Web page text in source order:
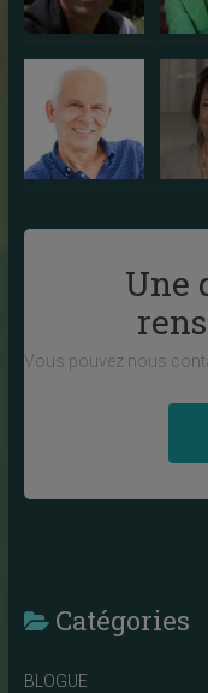
Une
Vous pouvez nous
Catégories
BLOGUE